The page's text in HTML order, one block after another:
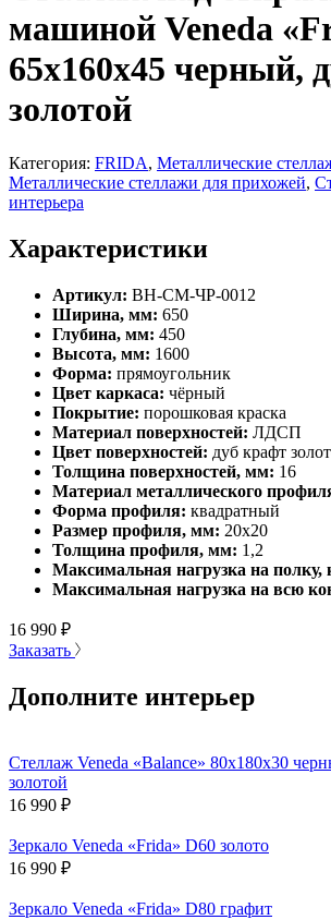
машиной Veneda
65х160х45 черный,
золотой
Категория: FRIDA, Металлические
Металлические стеллажи для прихожей,
интерьера
Характеристики
Артикул: ВН-СМ-ЧР-0012
Ширина, мм: 650
Глубина, мм: 450
Высота, мм: 1600
Форма: прямоугольник
Цвет каркаса: чёрный
Покрытие: порошковая краска
Материал поверхностей: ЛДСП
Цвет поверхностей: дуб крафт
Толщина поверхностей, мм: 16
Материал металлического
Форма профиля: квадратный
Размер профиля, мм: 20х20
Толщина профиля, мм: 1,2
Максимальная нагрузка на полку,
Максимальная нагрузка на всю
16 990 ₽
Заказать
Дополните интерьер
Стеллаж Veneda «Balance» 80х180х30
золотой
16 990 ₽
Зеркало Veneda «Frida» D60 золото
16 990 ₽
Зеркало Veneda «Frida» D80 графит